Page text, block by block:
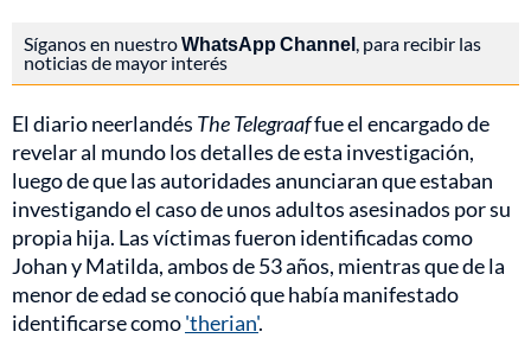
Síganos en nuestroWhatsApp Channel, para recibir las
noticias de mayor interés
El diario neerlandés The Telegraaffue el encargado de
revelar al mundo los detalles de esta investigación,
luego de que las autoridades anunciaran que estaban
investigando el caso de unos adultos asesinados por su
propia hija. Las víctimas fueron identificadas como
Johan y Matilda, ambos de 53 años, mientras que de la
menor de edad se conoció que había manifestado
identificarse como'therian'.